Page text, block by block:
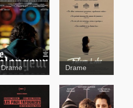
Drame Drame